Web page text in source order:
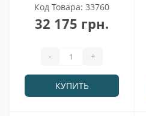
Код Товара: 33760
32 175 грн.
- +
КУПИТЬ